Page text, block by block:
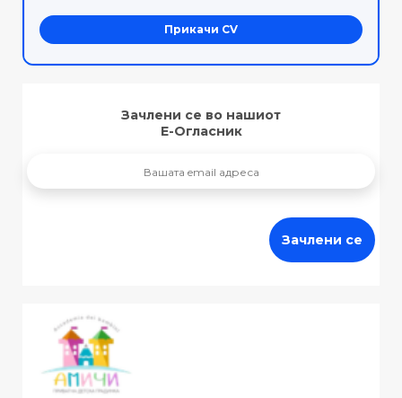
Прикачи CV
Зачлени се во нашиот
Е-Огласник